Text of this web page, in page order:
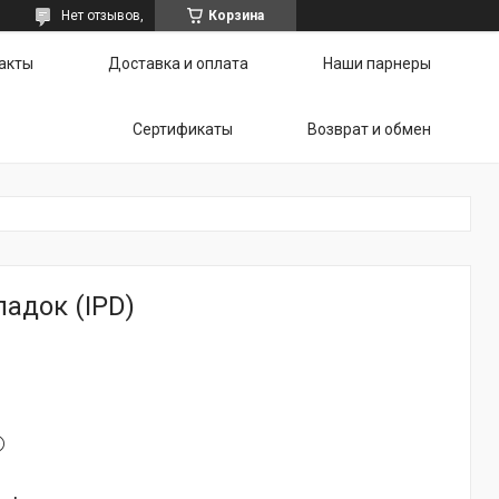
Корзина
Нет отзывов,
Доставка и оплата Наши парнеры
Сертификаты Возврат и обмен
(IPD)